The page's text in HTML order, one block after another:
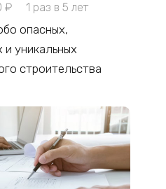
₽ 1 раз в 5 лет
опасных,
уникальных
строительства